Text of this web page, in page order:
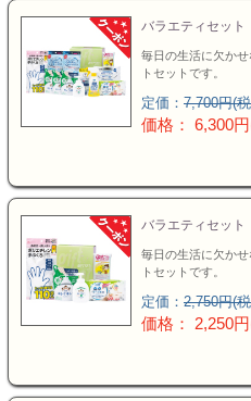
バラエティセッ
毎日の生活に欠か
トセットです。
定価： 7,700円(
価格： 6,300
バラエティセッ
毎日の生活に欠か
トセットです。
定価： 2,750円(
価格： 2,250